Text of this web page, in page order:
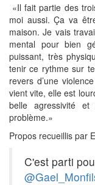
«Il fait partie des
moi aussi. Ça va
maison. Je vais
mental pour bien
puissant, très
tenir ce rythme sur
revers d’une
vient vite, elle est
belle agressivité
problème.»
Propos recueillis par
C'est parti